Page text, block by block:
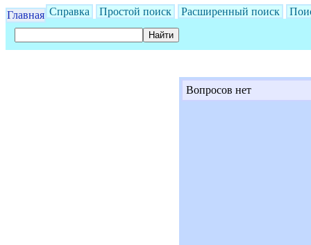
Главная Справка Простой поиск Расширенный поиск
Вопросов нет